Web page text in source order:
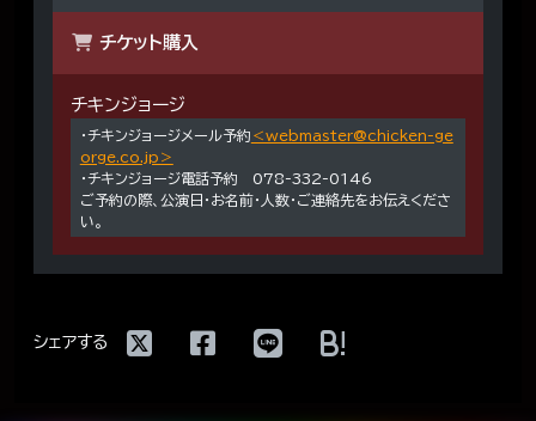
チケット購入
チキンジョージ
・チキンジョージメール予約 ＜webmaster@chicken-ge
orge.co.jp＞
・チキンジョージ電話予約 078-332-0146
ご予約の際、公演日・お名前・人数・ご連絡先をお伝えくださ
い。
シェアする !